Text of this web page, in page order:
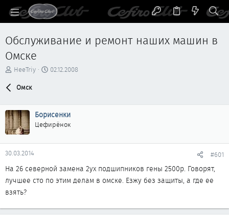
Обслуживание и ремонт наших машин в
Омске
А
т
е
м
ы
HeeTriy
Д
а
ч
л
02.12.2008
Омск
Борисенки
Цефирёнок
30.03.2014 #601
На 26 северной замена 2ух подшипников гены 2500р. Говорят,
лучшее сто по этим делам в омске. Езжу без защиты, а где ее
взять?